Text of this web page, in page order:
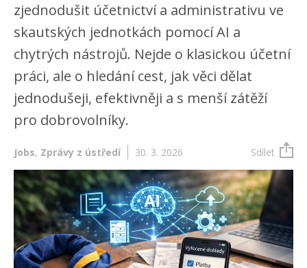
zjednodušit účetnictví a administrativu ve
skautských jednotkách pomocí AI a
chytrých nástrojů. Nejde o klasickou účetní
práci, ale o hledání cest, jak věci dělat
jednodušeji, efektivněji a s menší zátěží
pro dobrovolníky.
Jobs, Zprávy z ústředí 30. 3. 2026 Sdílet